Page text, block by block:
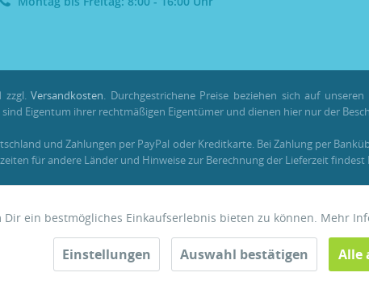
zzgl.Versandkosten. Durchgestrichene Preise beziehen sich auf
Eigentum ihrer rechtmäßigen Eigentümer und dienen hier nur der
und Zahlungen per PayPal oder Kreditkarte. Bei Zahlung per
für andere Länder und Hinweise zur Berechnung der Lieferzeit findest
Dir ein bestmögliches Einkaufserlebnis bieten zu können. Mehr
Einstellungen Auswahl bestätigen Alle